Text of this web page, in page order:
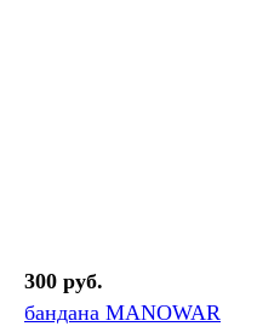
300 руб.
бандана MANOWAR